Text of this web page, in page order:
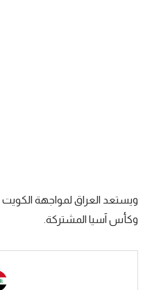
سعودي في الجول
الدوري الإنجليزي
ويستعد العراق لمواجهة
وكأس آسيا المشتركة.